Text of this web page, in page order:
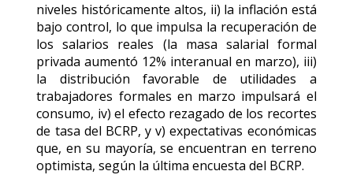
niveles históricamente altos, ii) la inflación está
bajo control, lo que impulsa la recuperación de
los salarios reales (la masa salarial formal
privada aumentó 12% interanual en marzo), iii)
la distribución favorable de utilidades a
trabajadores formales en marzo impulsará el
consumo, iv) el efecto rezagado de los recortes
de tasa del BCRP, y v) expectativas económicas
que, en su mayoría, se encuentran en terreno
optimista, según la última encuesta del BCRP.